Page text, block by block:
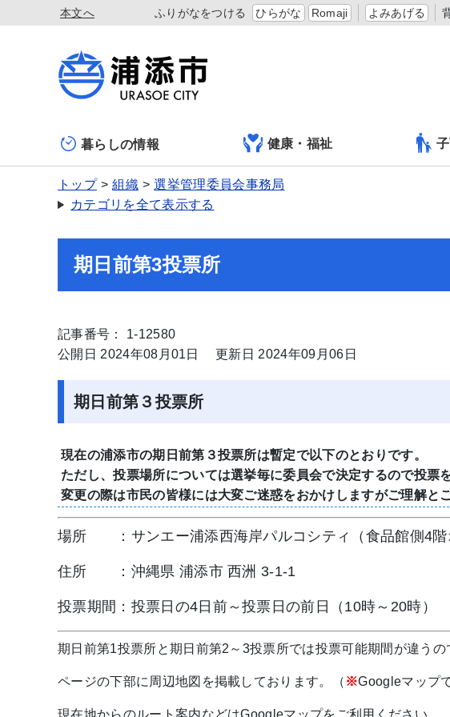
本文へ ふりがなをつける ひらがな Romaji よみあげる
暮らしの情報 健康・福祉
トップ 組織
選挙管理委員会事務局
カテゴリを全て表示する
期日前第3投票所
記事番号： 1-12580
公開日 2024年08月01日
更新日 2024年09月06日
期日前第３投票所
現在の浦添市の期日前第３投票所は暫定で以下のとおりです。
ただし、投票場所については選挙毎に委員会で決定するので投票
変更の際は市民の皆様には大変ご迷惑をおかけしますがご理解と
場所 ： サンエー浦添西海岸パルコシティ （食品館側4
住所 ：沖縄県 浦添市 西洲 3-1-1
投票期間：投票日の4日前～投票日の前日（10時～20時）
期日前第1投票所と期日前第2～3投票所では投票可能期間が違うの
ページの下部に周辺地図を掲載しております。（ ※Googleマップ
現在地からのルート案内などはGoogleマップをご利用ください。